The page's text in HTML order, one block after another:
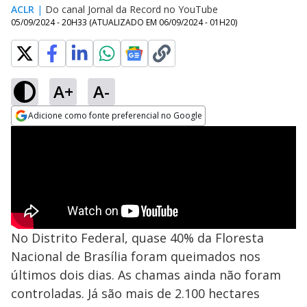
ACLR | Do canal Jornal da Record no YouTube
05/09/2024 - 20H33 (ATUALIZADO EM 06/09/2024 - 01H20)
A+ A-
Adicione como fonte preferencial no Google
No Distrito Federal, quase 40% da Floresta
Nacional de Brasília foram queimados nos
últimos dois dias. As chamas ainda não foram
controladas. Já são mais de 2.100 hectares